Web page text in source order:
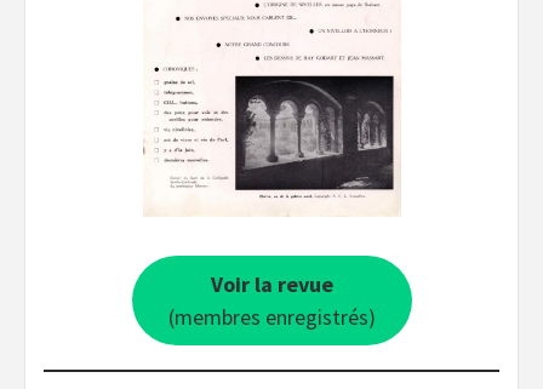
Voir la revue
(membres enregistrés)